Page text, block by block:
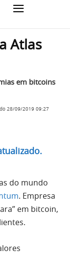
Atlas
em bitcoins
28/09/2019 09:27
do mundo
. Empresa
em bitcoin,